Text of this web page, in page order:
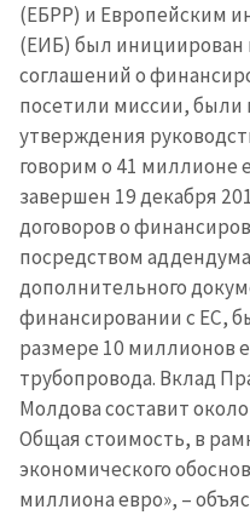
(ЕБРР) и Европейским
(ЕИБ) был инициирован
соглашений о
посетили миссии, были
утверждения
говорим о 41 миллионе
завершен 19 декабря
договоров о
посредством
дополнительного
финансировании с ЕС,
размере 10 миллионов
трубопровода. Вклад
Молдова составит
Общая стоимость, в
экономического
миллиона евро», –
КОНТАКТНЫЙ
Анонимный
Имя + Моё имя
Электронная+ Мой email
Телефон
+ Личный
ОТПРАВИТЬ